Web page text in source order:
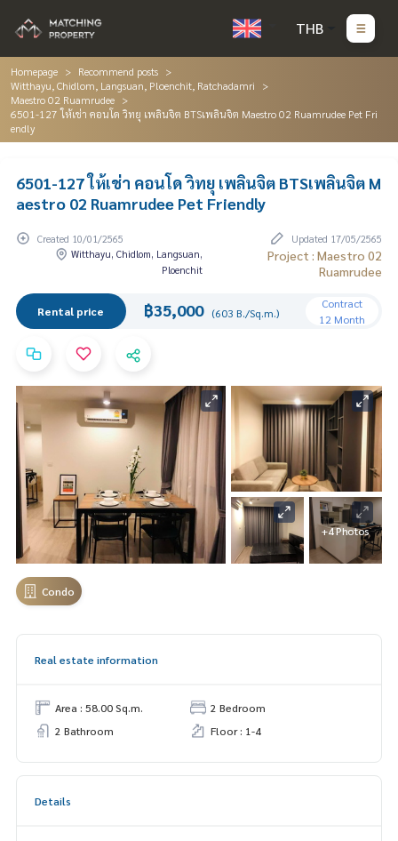
THB
Homepage
Recommend posts
Witthayu, Chidlom, Langsuan, Ploenchit, Ratchadamri
Maestro 02 Ruamrudee
6501-127 ให้เช่า คอนโด วิทยุ เพลินจิต BTSเพลินจิต Maestro 02 Ruamrudee Pet Fri
endly
6501-127 ให้เช่า คอนโด วิทยุ เพลินจิต BTSเพลินจิต M
aestro 02 Ruamrudee Pet Friendly
Created 10/01/2565
Updated 17/05/2565
Witthayu, Chidlom, Langsuan,
Ploenchit
Project : Maestro 02
Ruamrudee
Rental price ฿35,000 (603 B./Sq.m.)
Contract
12 Month
+4 Photos
Condo
Real estate information
Area : 58.00 Sq.m.
2 Bedroom
2 Bathroom
Floor : 1-4
Details